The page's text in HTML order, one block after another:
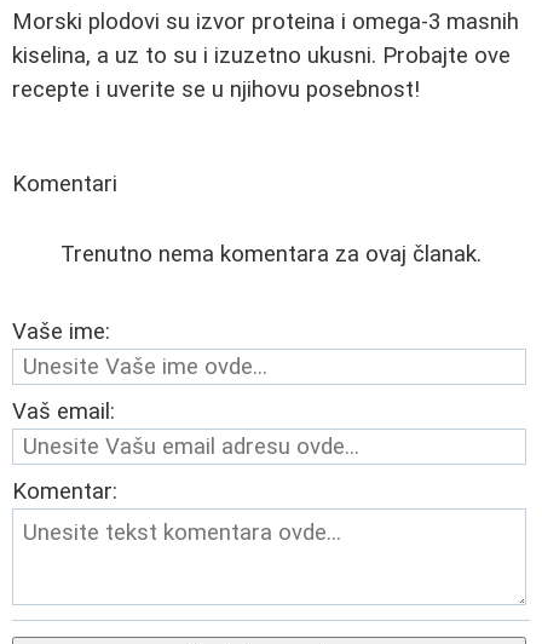
Morski plodovi su izvor proteina i omega-3 masnih
kiselina, a uz to su i izuzetno ukusni. Probajte ove
recepte i uverite se u njihovu posebnost!
Komentari
Trenutno nema komentara za ovaj članak.
Vaše ime:
Vaš email:
Komentar: